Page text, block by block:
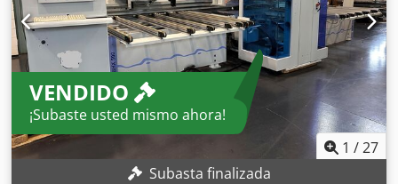
DE LA MÁQUINA Control: POWER PC 85 + WOODWOP 6.0
(actualizado en 2023) EQUIPAMIENTO Dkjdjydmcropfx Ai
Ior Cambiador de herramientas de 4 posiciones
VENDIDO
¡Subaste usted mismo ahora!
1 /27
Subasta finalizada